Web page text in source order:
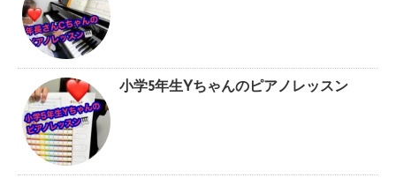
小学5年生Yちゃんのピアノレッスン